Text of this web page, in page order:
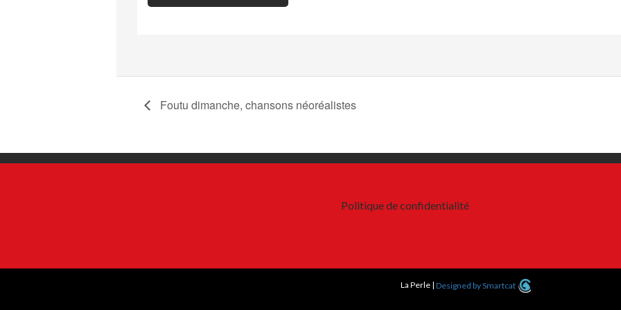
Foutu dimanche, chansons néoréalistes
Politique de confidentialité
La Perle | Designed by Smartcat